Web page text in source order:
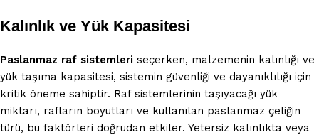
Kalınlık ve Yük Kapasitesi
Paslanmaz raf sistemleri seçerken, malzemenin kalınlığı ve
yük taşıma kapasitesi, sistemin güvenliği ve dayanıklılığı için
kritik öneme sahiptir. Raf sistemlerinin taşıyacağı yük
miktarı, rafların boyutları ve kullanılan paslanmaz çeliğin
türü, bu faktörleri doğrudan etkiler. Yetersiz kalınlıkta veya